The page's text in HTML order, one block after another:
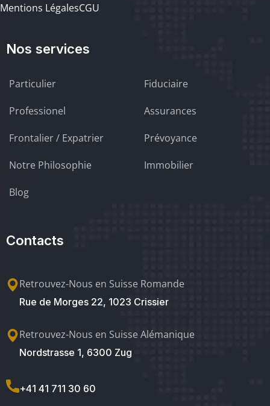
Mentions LégalesCGU
Nos services
Particulier
Professionel
Frontalier / Expatrier
Notre Philosophie
Blog
Fiduciaire
Assurances
Prévoyance
Immobilier
Contacts
Retrouvez-Nous en Suisse Romande
Rue de Morges 22, 1023 Crissier
Retrouvez-Nous en Suisse Alémanique
Nordstrasse 1, 6300 Zug
+41 41 711 30 60